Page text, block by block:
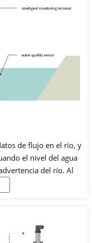
de flujo en el río, y
el nivel del agua
del río. Al
sensores de
la turbidez y otros
para
residuales.